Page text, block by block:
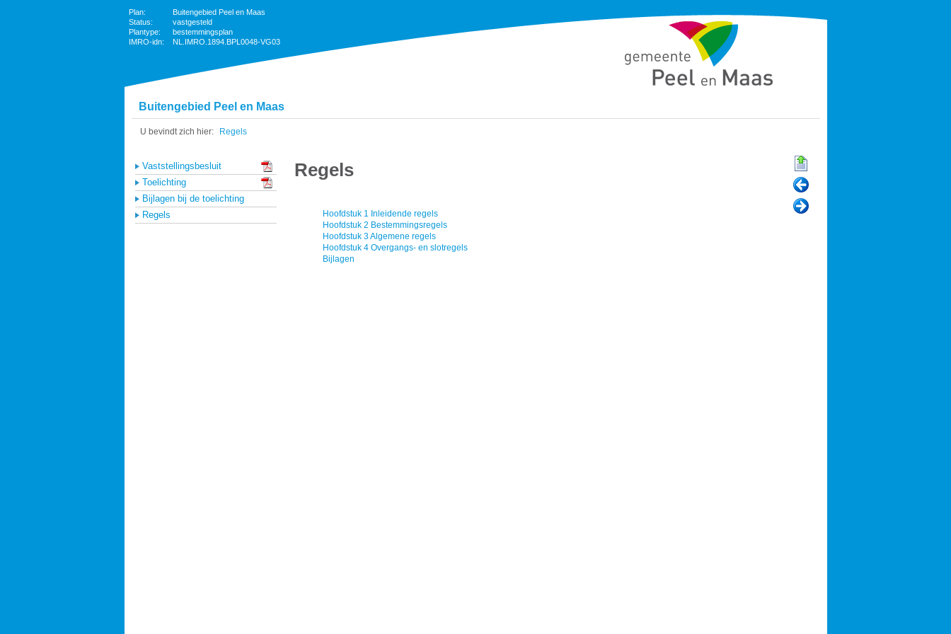
Buitengebied Peel en Maas
Regels
Plan:
Buitengebied Peel en Maas
Status:
vastgesteld
Plantype:
bestemmingsplan
IMRO-idn:
NL.IMRO.1894.BPL0048-VG03
Vaststellingsbesluit
Toelichting
Bijlagen bij de toelichting
Regels
Regels
Hoofdstuk 1 Inleidende regels
Hoofdstuk 2 Bestemmingsregels
Hoofdstuk 3 Algemene regels
Hoofdstuk 4 Overgangs- en slotregels
Bijlagen